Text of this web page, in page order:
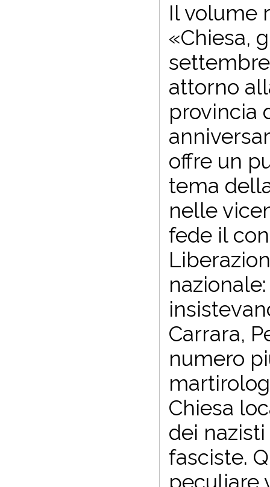
Il volume
«Chiesa,
attorno
provincia
offre un
tema
nelle
fede il
Carrara,
numero
Chiesa
dei
fasciste.
peculiare